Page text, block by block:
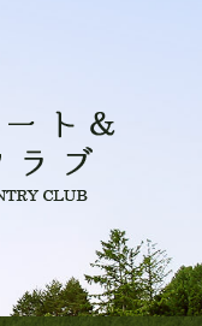
飛騨数河リゾート